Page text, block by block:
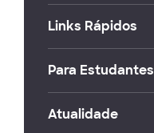
Links Rápidos
Para Estudantes
Atualidade